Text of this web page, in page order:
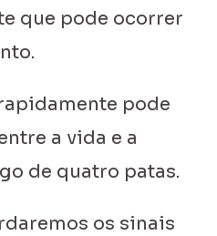
que pode ocorrer
pode
a vida e a
de quatro patas.
os sinais